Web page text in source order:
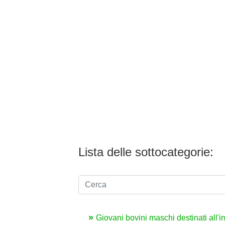
Lista delle sottocategorie:
Giovani bovini maschi destinati